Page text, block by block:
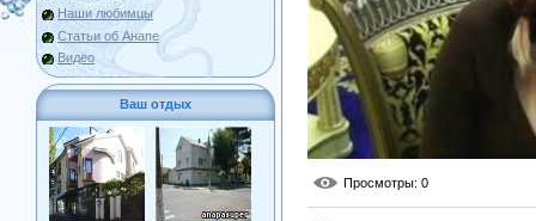
Наши любимцы
Статьи об Анапе
Видео
Ваш отдых
Просмотры: 0